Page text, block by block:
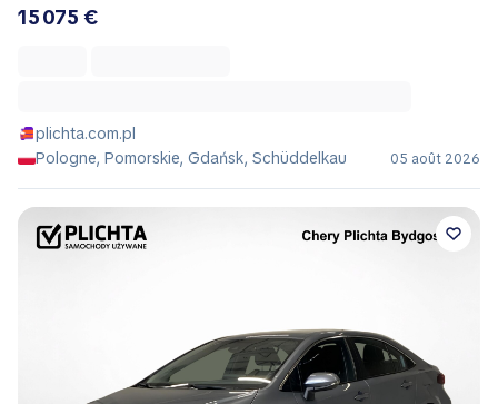
15 075 €
plichta.com.pl
Pologne, Pomorskie, Gdańsk, Schüddelkau
05 août 2026